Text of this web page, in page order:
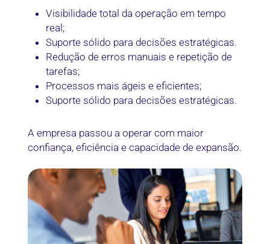
Visibilidade total da operação em tempo
real;
Suporte sólido para decisões estratégicas.
Redução de erros manuais e repetição de
tarefas;
Processos mais ágeis e eficientes;
Suporte sólido para decisões estratégicas.
A empresa passou a operar com maior
confiança, eficiência e capacidade de expansão.